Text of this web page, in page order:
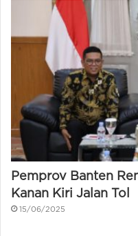
Pemprov Banten
Kanan Kiri Jalan Tol
15/06/2025